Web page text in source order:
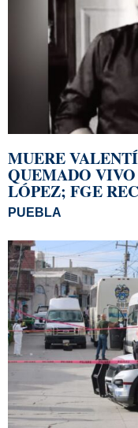
MUERE
QUEMADO
LÓPEZ; FGE
DELITO
PUEBLA